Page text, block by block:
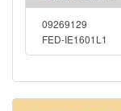
09269129
FED-IE1601L1